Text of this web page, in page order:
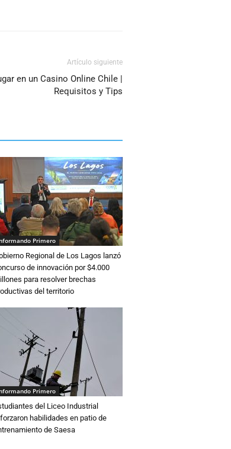
Artículo siguiente
en un Casino Online Chile |
Requisitos y Tips
Primero
Regional de Los Lagos lanzó
de innovación por $4.000
para resolver brechas
del territorio
Primero
del Liceo Industrial
habilidades en patio de
de Saesa